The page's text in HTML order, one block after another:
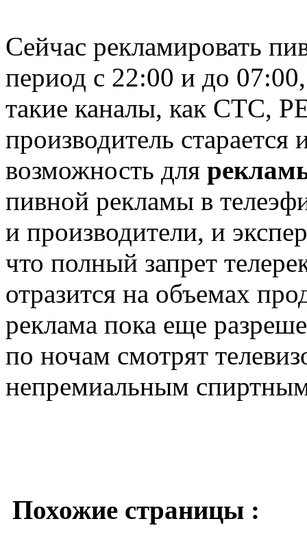
Сейчас рекламировать
период с 22:00 и до
такие каналы, как СТС,
производитель
возможность для
пивной рекламы в
и производители, и
что полный запрет
отразится на объемах
реклама пока еще
по ночам смотрят
непремиальным
Похожие страницы :